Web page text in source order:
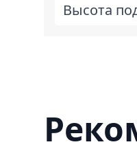
Высота